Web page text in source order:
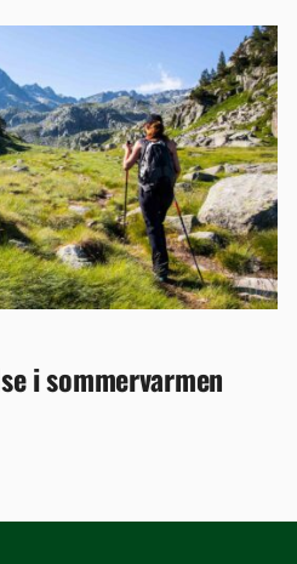
i sommervarmen